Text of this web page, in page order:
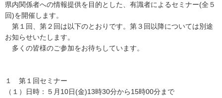
県内関係者への情報提供を目的とした、有識者によるセミナー(全５
回)を開催します。
第１回、第２回は以下のとおりです。第３回以降については別途
お知らせいたします。
多くの皆様のご参加をお待ちしています。
１ 第１回セミナー
（１）日時：５月10日(金)13時30分から15時00分まで